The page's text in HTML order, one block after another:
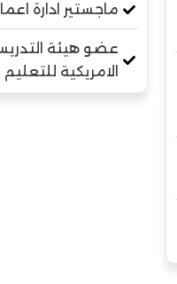
ماجستير ادارة اعمال
عضو هيئة
الامريكية للتعليم